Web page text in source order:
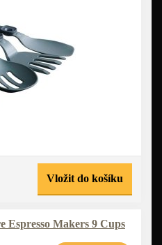
Vložit do košíku
Espresso Makers 9 Cups